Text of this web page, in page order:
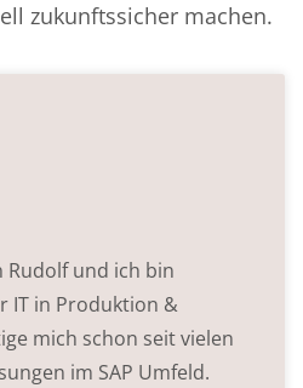
zukunftssicher machen.
Rudolf und ich bin
IT in Produktion &
mich schon seit vielen
im SAP Umfeld.